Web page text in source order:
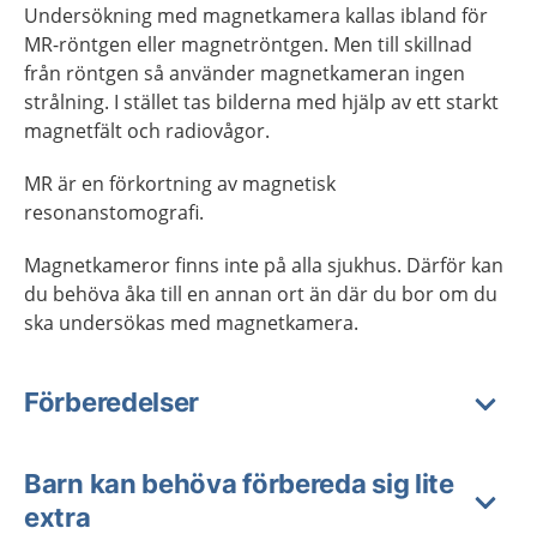
Undersökning med magnetkamera kallas ibland för
MR-röntgen eller magnetröntgen. Men till skillnad
från röntgen så använder magnetkameran ingen
strålning. I stället tas bilderna med hjälp av ett starkt
magnetfält och radiovågor.
MR är en förkortning av magnetisk
resonanstomografi.
Magnetkameror finns inte på alla sjukhus. Därför kan
du behöva åka till en annan ort än där du bor om du
ska undersökas med magnetkamera.
Förberedelser
Barn kan behöva förbereda sig lite
extra